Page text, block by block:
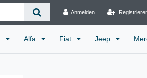
Anmelden
Alfa Fiat Jeep